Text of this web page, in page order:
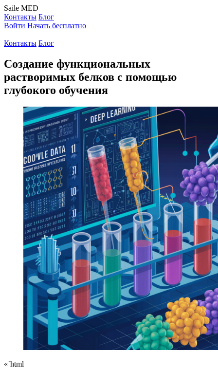
Saile MED
Контакты Блог
Войти Начать бесплатно
Контакты Блог
Создание функциональных
растворимых белков с помощью
глубокого обучения
«`html